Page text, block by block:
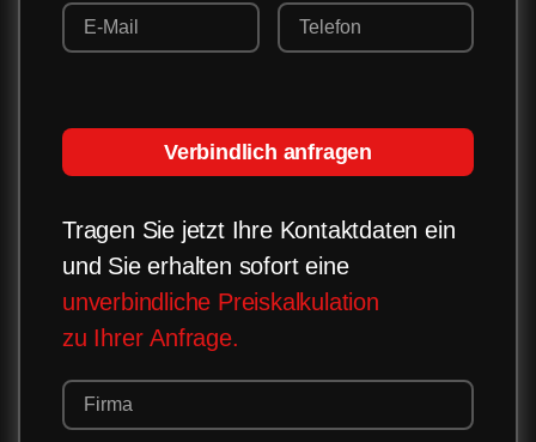
Verbindlich anfragen
Tragen Sie jetzt Ihre Kontaktdaten ein
und Sie erhalten sofort eine
unverbindliche Preiskalkulation
zu Ihrer Anfrage.